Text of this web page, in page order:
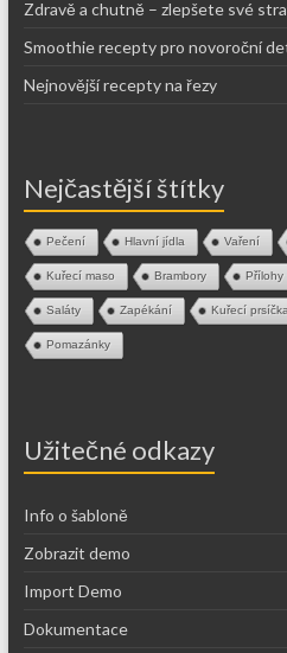
Zdravě a chutně – zlepšete své
Smoothie recepty pro novoroční
Nejnovější recepty na řezy
Nejčastější štítky
Pečení Hlavní jídla Vaření
Kuřecí maso Brambory Přílohy
Saláty Zapékání Kuřecí prsíčka
Pomazánky
Užitečné odkazy
Info o šabloně
Zobrazit demo
Import Demo
Dokumentace